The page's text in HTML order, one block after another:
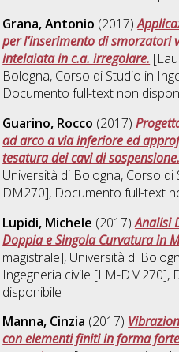
Grana, Antonio (2017)
per l’inserimento di smorzatori
intelaiata in c.a. irregolare.
Bologna, Corso di Studio in
Documento full-text non
Guarino, Rocco (2017)
ad arco a via inferiore ed
tesatura dei cavi di sospensione.
Università di Bologna, Corso di
DM270], Documento full-text
Lupidi, Michele (2017)Analisi
Doppia e Singola Curvatura in
magistrale], Università di
Ingegneria civile [LM-DM270],
disponibile
Manna, Cinzia (2017)
con elementi finiti in forma